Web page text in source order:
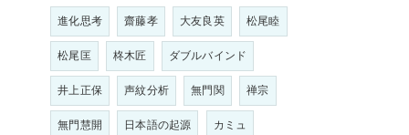
進化思考 齋藤孝 大友良英
松尾睦
松尾匡
柊木匠
ダブルバインド
井上正保
声紋分析 無門関
禅宗
無門慧開
日本語の起源
カミュ